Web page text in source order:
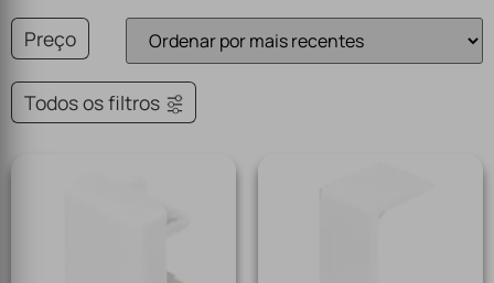
Preço
Todos os filtros